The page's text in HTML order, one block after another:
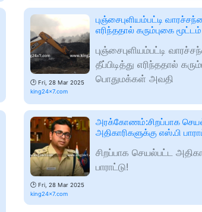
🕑 Fri, 28 Mar 2025
king24x7.com
புஞ்சைபுளியம்பட்டி
எரிந்ததால் கரும்புகை
புஞ்சைபுளியம்பட்டி
தீப்பிடித்து எரிந்ததால்
பொதுமக்கள் அவதி
🕑 Fri, 28 Mar 2025
king24x7.com
அரக்கோணம்:சிறப்பாக
அதிகாரிகளுக்கு எஸ்.பி
சிறப்பாக செயல்பட்ட
பாராட்டு!